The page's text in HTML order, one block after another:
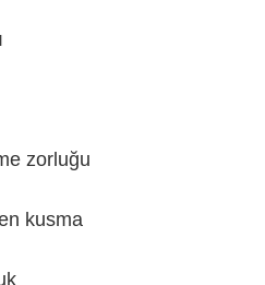
zorluğu
kusma